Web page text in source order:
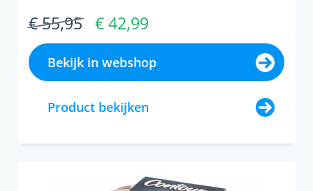
€ 55,95 € 42,99
Bekijk in webshop
Product bekijken